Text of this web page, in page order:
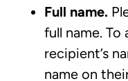
Full name.
full name. To
recipient’s
name on